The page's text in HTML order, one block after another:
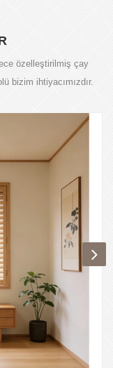
özelleştirilmiş çay
bizim ihtiyacımızdır.